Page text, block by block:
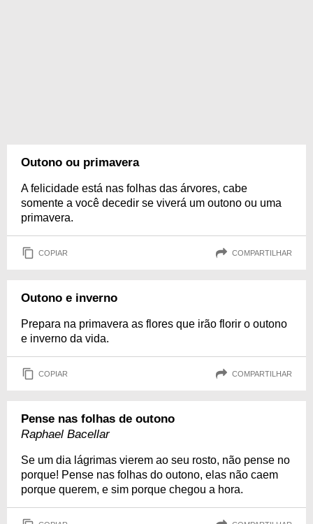
Outono ou primavera
A felicidade está nas folhas das árvores, cabe
somente a você decedir se viverá um outono ou uma
primavera.
COPIAR COMPARTILHAR
Outono e inverno
Prepara na primavera as flores que irão florir o outono
e inverno da vida.
COPIAR COMPARTILHAR
Pense nas folhas de outono
Raphael Bacellar
Se um dia lágrimas vierem ao seu rosto, não pense no
porque! Pense nas folhas do outono, elas não caem
porque querem, e sim porque chegou a hora.